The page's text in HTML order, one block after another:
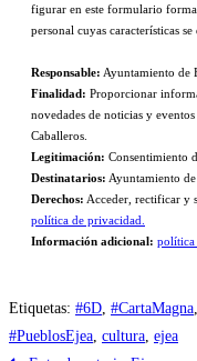
figurar en este formulario
personal cuyas características
Responsable: Ayuntamiento de
Finalidad: Proporcionar
novedades de noticias y
Caballeros.
Legitimación: Consentimiento
Destinatarios: Ayuntamiento de
Derechos: Acceder, rectificar y
política de privacidad.
Información adicional: política
Etiquetas: #6D #CartaMagna
#PueblosEjea cultura ejea